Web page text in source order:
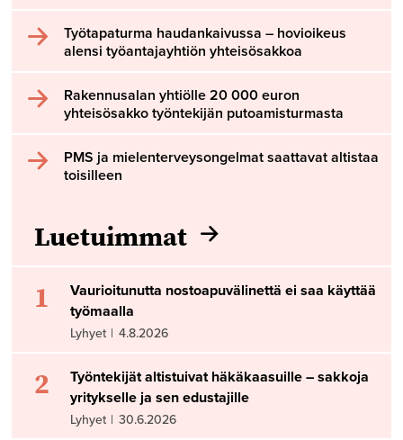
Työtapaturma haudankaivussa – hovioikeus
alensi työantajayhtiön yhteisösakkoa
Rakennusalan yhtiölle 20 000 euron
yhteisösakko työntekijän putoamisturmasta
PMS ja mielenterveysongelmat saattavat altistaa
toisilleen
Luetuimmat
1
Vaurioitunutta nostoapuvälinettä ei saa käyttää
työmaalla
Lyhyet | 4.8.2026
2
Työntekijät altistuivat häkäkaasuille – sakkoja
yritykselle ja sen edustajille
Lyhyet | 30.6.2026